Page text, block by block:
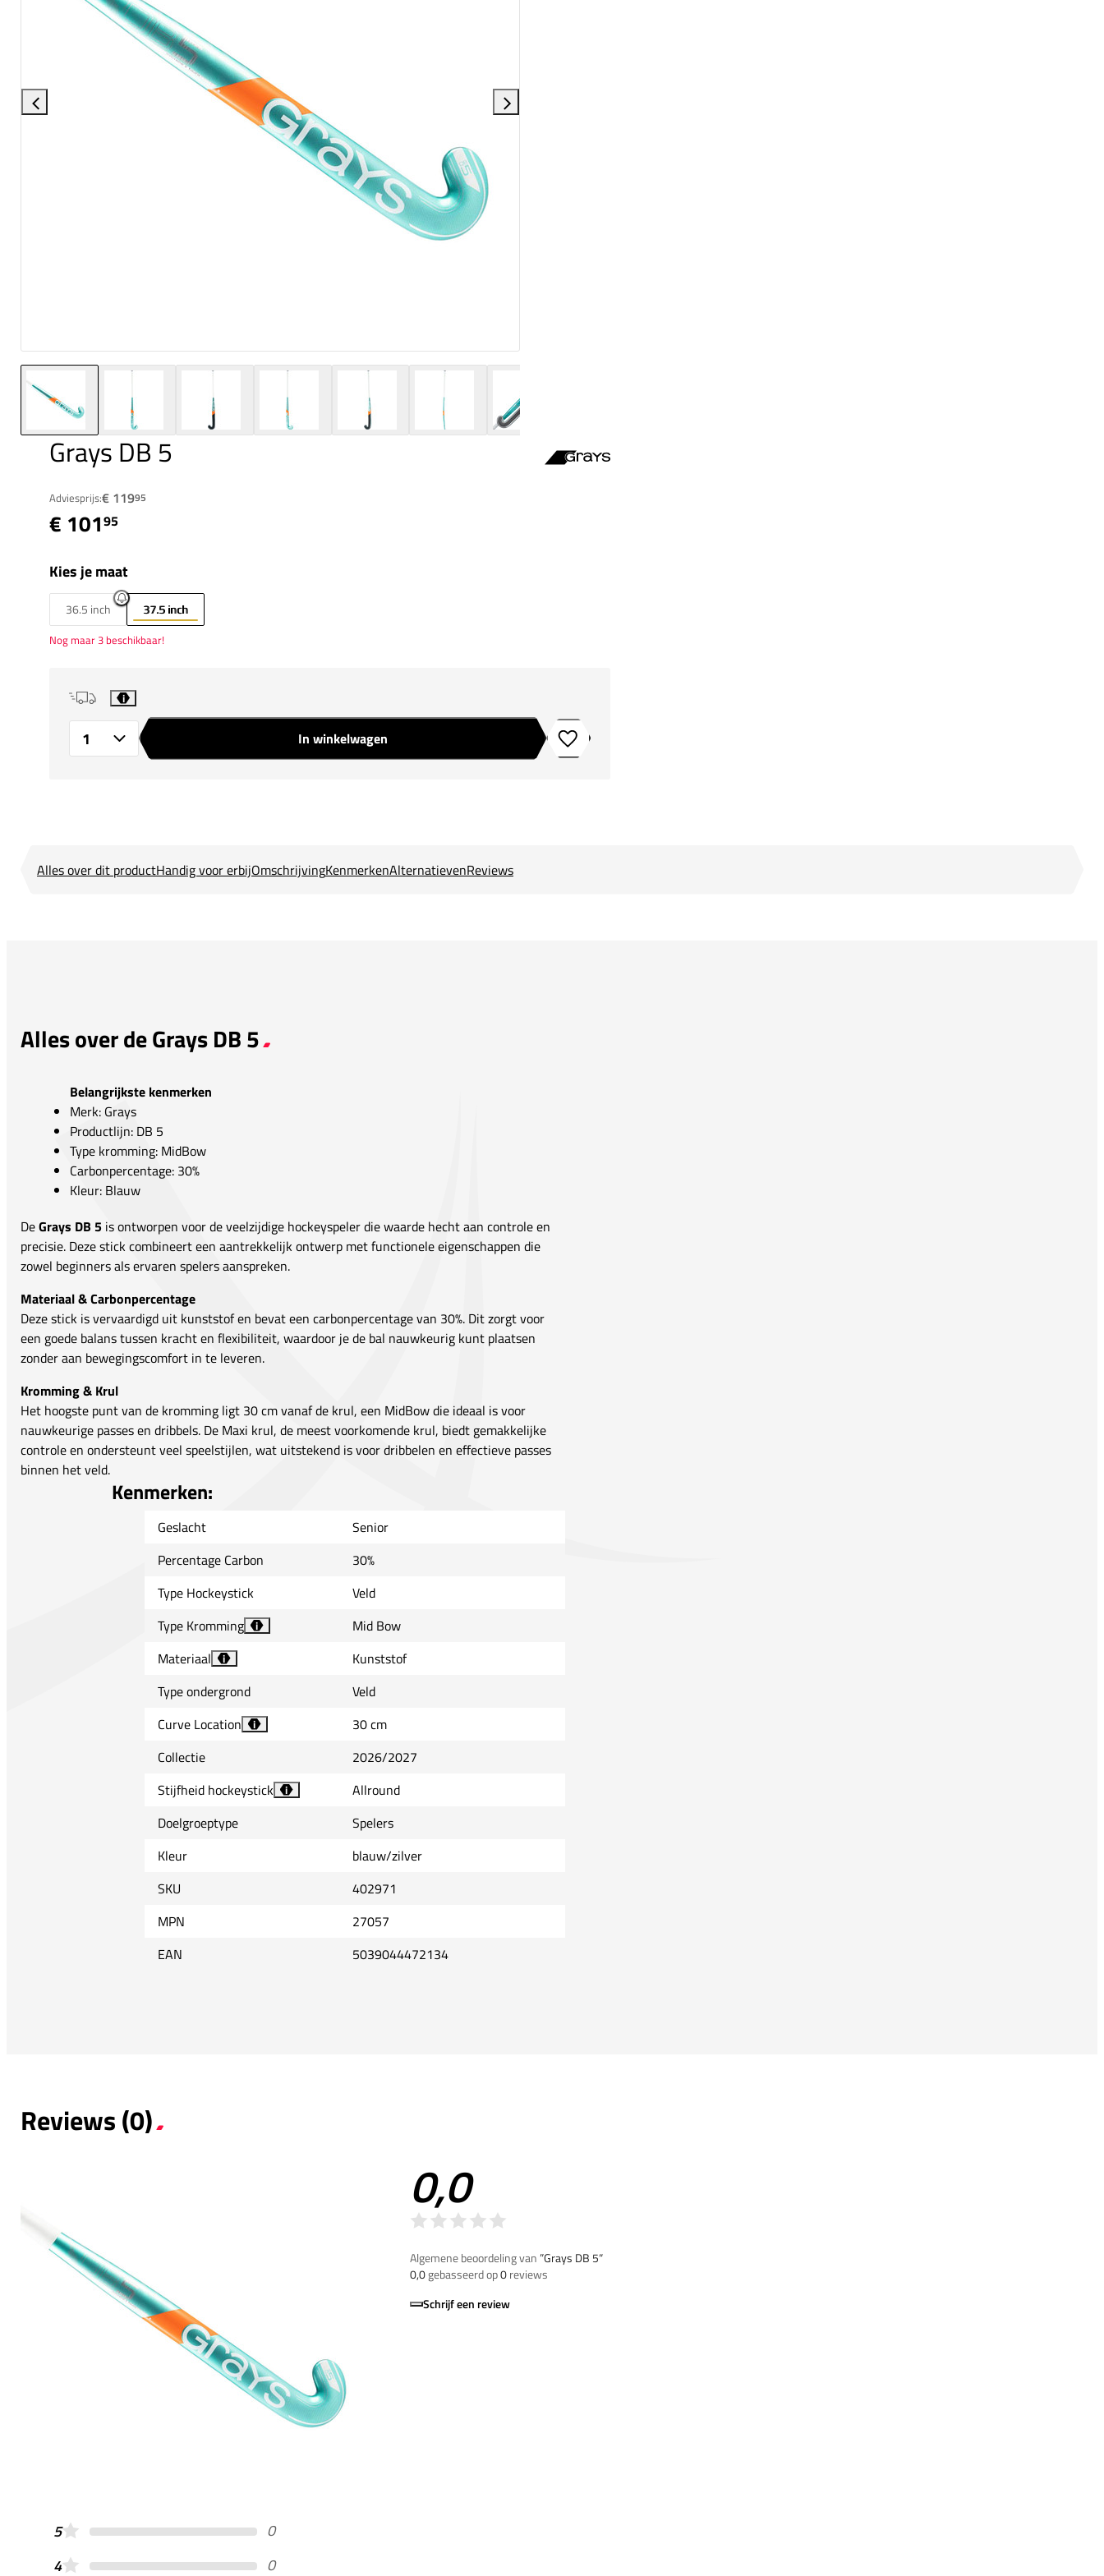
Grays DB 5
Adviesprijs:€ 11995
€ 10195
Kies je maat
36.5 inch 37.5 inch
Nog maar 3 beschikbaar!
i
In winkelwagen Toevoegen aan verlanglijstje
Alles over dit productHandig voor erbijOmschrijvingKenmerkenAlternatievenReviews
Alles over de Grays DB 5
Belangrijkste kenmerken
Merk: Grays
Productlijn: DB 5
Type kromming: MidBow
Carbonpercentage: 30%
Kleur: Blauw
DeGrays DB 5 is ontworpen voor de veelzijdige hockeyspeler die waarde hecht aan controle en
precisie. Deze stick combineert een aantrekkelijk ontwerp met functionele eigenschappen die
zowel beginners als ervaren spelers aanspreken.
Materiaal & Carbonpercentage
Deze stick is vervaardigd uit kunststof en bevat een carbonpercentage van 30%. Dit zorgt voor
een goede balans tussen kracht en flexibiliteit, waardoor je de bal nauwkeurig kunt plaatsen
zonder aan bewegingscomfort in te leveren.
Kromming & Krul
Het hoogste punt van de kromming ligt 30 cm vanaf de krul, een MidBow die ideaal is voor
nauwkeurige passes en dribbels. De Maxi krul, de meest voorkomende krul, biedt gemakkelijke
controle en ondersteunt veel speelstijlen, wat uitstekend is voor dribbelen en effectieve passes
binnen het veld.
Kenmerken:
Geslacht
Senior
Percentage Carbon
30%
Type Hockeystick
Veld
Type Kromming
i
Mid Bow
Materiaal
i
Kunststof
Type ondergrond
Veld
Curve Location
i
30 cm
Collectie
2026/2027
Stijfheid hockeystick
i
Allround
Doelgroeptype
Spelers
Kleur
blauw/zilver
SKU
402971
MPN
27057
EAN
5039044472134
Reviews (0)
0,0
Algemene beoordeling van”Grays DB 5“
0,0gebasseerd op0reviews
Schrijf een review
5
0
4
0